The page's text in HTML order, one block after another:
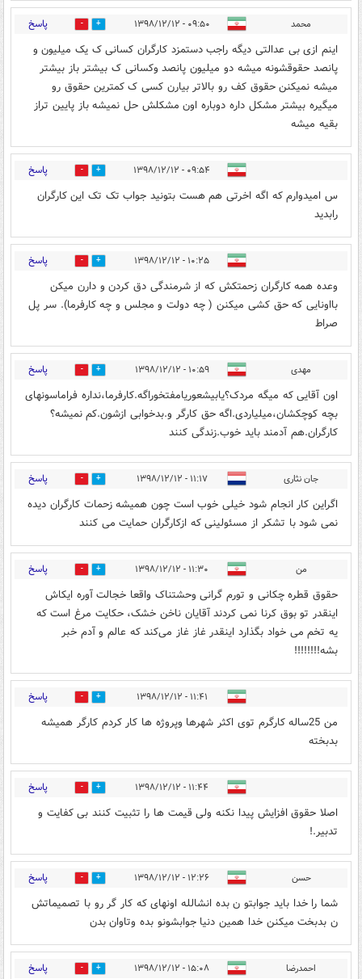
محمد ۰۹:۵۰ - ۱۳۹۸/۱۲/۱۲ 7 پاسخ
اینم ازی بی عدالتی دیگه راجب دستمزد کارگران کسانی ک یک میلیون و
پانصد حقوقشونه میشه دو میلیون پانصد وکسانی ک بیشتر باز بیشتر
میشه نمیکنن حقوق کف رو بالاتر بیارن کسی ک کمترین حقوق رو
میگیره بیشتر مشکل داره دوباره اون مشکلش حل نمیشه باز پایین تراز
بقیه میشه
۰۹:۵۴ - ۱۳۹۸/۱۲/۱۲ 8 پاسخ
س امیدوارم که اگه اخرتی هم هست بتونید جواب تک تک این کارگران
رابدید
۱۰:۲۵ - ۱۳۹۸/۱۲/۱۲ 0 پاسخ
وعده همه کارگران زحمتکش که از شرمندگی دق کردن و دارن میکن
بااونایی که حق کشی میکنن ( چه دولت و مجلس و چه کارفرما). سر پل
صراط
مهدی ۱۰:۵۹ - ۱۳۹۸/۱۲/۱۲ 0 پاسخ
اون آقایی که میگه مردک؟یابیشعوریامفتخوراگه.کارفرما،نداره فراماسونهای
بچه کوچکشان،میلیاردی.اگه حق کارگر و.بدخوابی ازشون.کم نمیشه؟
کارگران.هم آدمند باید خوب.زندگی کنند
جان نثاری ۱۱:۱۷ - ۱۳۹۸/۱۲/۱۲ 29 پاسخ
اگراین کار انجام شود خیلی خوب است چون همیشه زحمات کارگران دیده
نمی شود با تشکر از مسئولینی که ازکارگران حمایت می کنند
من ۱۱:۳۰ - ۱۳۹۸/۱۲/۱۲ 23 پاسخ
حقوق قطره چکانی و تورم گرانی وحشتناک واقعا خجالت آوره ایکاش
اینقدر تو بوق کرنا نمی کردند آقایان ناخن خشک، حکایت مرغ است که
یه تخم می خواد بگذارد اینقدر غاز غاز می‌کند که عالم و آدم خبر
بشه!!!!!!!!
۱۱:۴۱ - ۱۳۹۸/۱۲/۱۲ 7 پاسخ
من 25ساله کارگرم توی اکثر شهرها وپروژه ها کار کردم کارگر همیشه
بدبخته
۱۱:۴۴ - ۱۳۹۸/۱۲/۱۲ 0 پاسخ
اصلا حقوق افزایش پیدا نکنه ولی قیمت ها را تثبیت کنند بی کفایت و
تدبیر.!
حسن ۱۲:۲۶ - ۱۳۹۸/۱۲/۱۲ 0 پاسخ
شما را خدا باید جوابتو ن بده انشالله اونهای که کار گر رو با تصمیماتش
ن بدبخت میکنن خدا همین دنیا جوابشونو بده وتاوان بدن
احمدرضا ۱۵:۰۸ - ۱۳۹۸/۱۲/۱۲ 0 پاسخ